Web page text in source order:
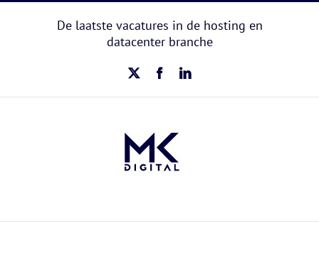
De laatste vacatures in de hosting en
datacenter branche
X FacebookLinkedIn